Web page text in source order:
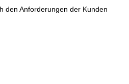
den Anforderungen der Kunden